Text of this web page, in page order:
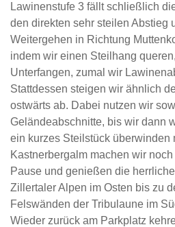
Lawinenstufe 3 fällt schließlich
den direkten sehr steilen Abstieg
Weitergehen in Richtung
indem wir einen Steilhang
Unterfangen, zumal wir
Stattdessen steigen wir ähnlich
ostwärts ab. Dabei nutzen wir
Geländeabschnitte, bis wir dann
ein kurzes Steilstück überwinden
Kastnerbergalm machen wir
Pause und genießen die
Zillertaler Alpen im Osten bis zu
Felswänden der Tribulaune im
Wieder zurück am Parkplatz